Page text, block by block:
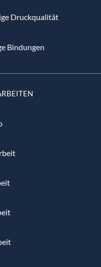
Druckqualität
Bindungen